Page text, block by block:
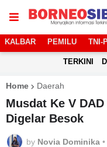
KALBAR PEMILU TNI-
TERKINI
Home Daerah
Musdat Ke V
Digelar Besok
by Novia Dominika •